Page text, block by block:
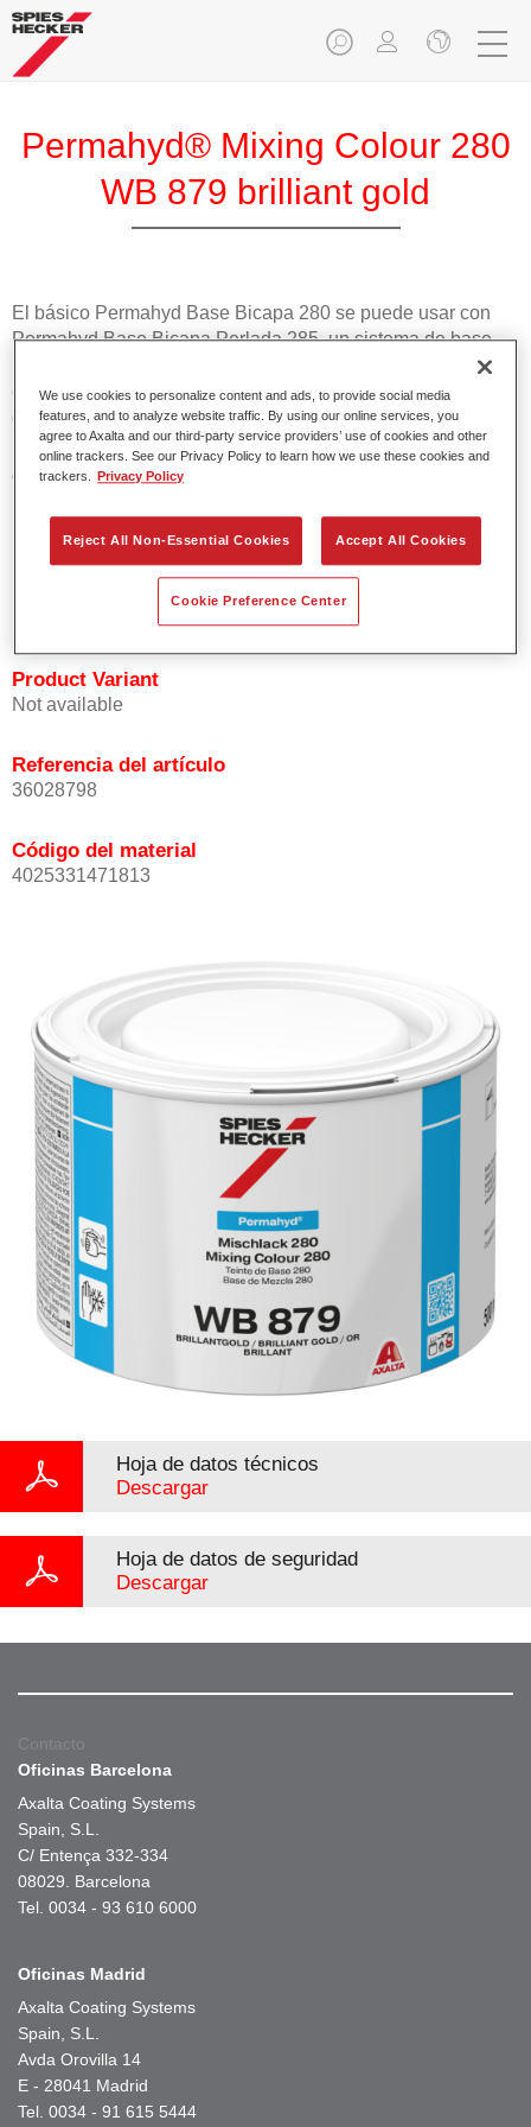
Permahyd® Mixing Colour 280
WB 879 brilliant gold
El básico Permahyd Base Bicapa 280 se puede usar con
Permahyd Base Bicapa Perlada 285, un sistema de base
bicapa al agua de gran calidad. Se basa en una tecnología
especial de dispersión de poliuretano para colores sólidos y
de efecto.
Características del producto
Elevada precisión del color.
Se puede recubrir con barniz HS de la gama Permasolid.
Product Variant
Not available
Referencia del artículo
36028798
Código del material
4025331471813
Hoja de datos técnicos
Descargar
Hoja de datos de seguridad
Descargar
Contacto
Oficinas Barcelona
Axalta Coating Systems
Spain, S.L.
C/ Entença 332-334
08029. Barcelona
Tel. 0034 - 93 610 6000
Oficinas Madrid
Axalta Coating Systems
Spain, S.L.
Avda Orovilla 14
E - 28041 Madrid
Tel. 0034 - 91 615 5444
We use cookies to personalize content and ads, to provide social media
features, and to analyze website traffic. By using our online services, you
agree to Axalta and our third-party service providers’ use of cookies and other
online trackers. See our Privacy Policy to learn how we use these cookies and
trackers.
Privacy Policy
Reject All Non-Essential Cookies Accept All Cookies
Cookie Preference Center